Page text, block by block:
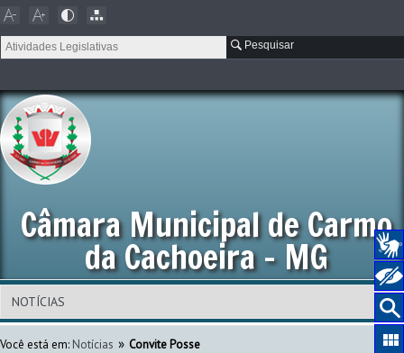
Pesquisar
Câmara Municipal de Carmo
da Cachoeira - MG
Você está em: Notícias » Convite Posse